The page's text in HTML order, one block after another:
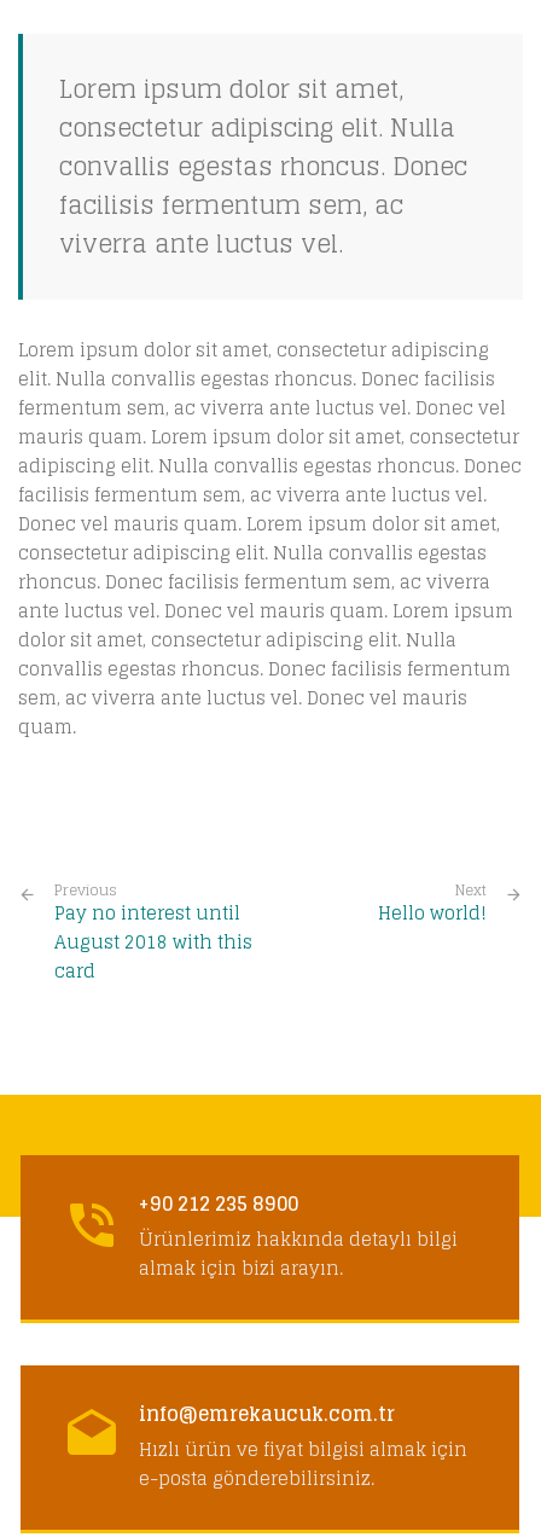
Lorem ipsum dolor sit amet,
consectetur adipiscing elit. Nulla
convallis egestas rhoncus. Donec
facilisis fermentum sem, ac
viverra ante luctus vel.
Lorem ipsum dolor sit amet, consectetur adipiscing
elit. Nulla convallis egestas rhoncus. Donec facilisis
fermentum sem, ac viverra ante luctus vel. Donec vel
mauris quam. Lorem ipsum dolor sit amet, consectetur
adipiscing elit. Nulla convallis egestas rhoncus. Donec
facilisis fermentum sem, ac viverra ante luctus vel.
Donec vel mauris quam. Lorem ipsum dolor sit amet,
consectetur adipiscing elit. Nulla convallis egestas
rhoncus. Donec facilisis fermentum sem, ac viverra
ante luctus vel. Donec vel mauris quam. Lorem ipsum
dolor sit amet, consectetur adipiscing elit. Nulla
convallis egestas rhoncus. Donec facilisis fermentum
sem, ac viverra ante luctus vel. Donec vel mauris
quam.
Previous
Pay no interest until
August 2018 with this
card
Next
Hello world!
+90 212 235 8900
Ürünlerimiz hakkında detaylı bilgi
almak için bizi arayın.
info@emrekaucuk.com.tr
Hızlı ürün ve fiyat bilgisi almak için
e-posta gönderebilirsiniz.